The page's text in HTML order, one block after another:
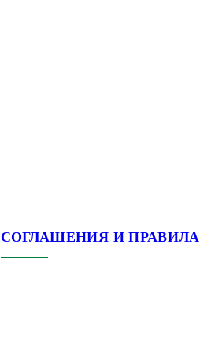
СОГЛАШЕНИЯ И ПРАВИЛА